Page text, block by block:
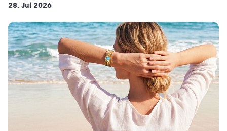
28. Jul 2026